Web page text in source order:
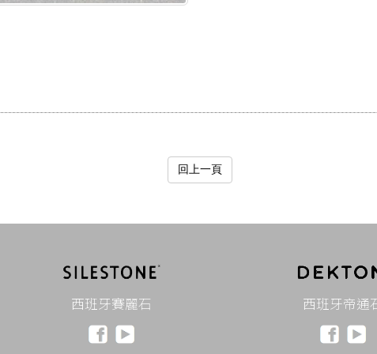
回上一頁
西班牙賽麗石 西班牙帝通